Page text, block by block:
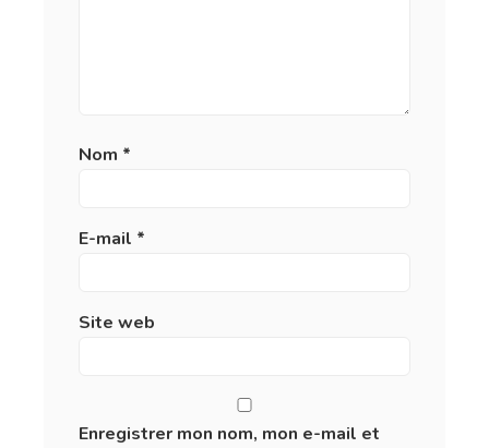
Nom *
E-mail *
Site web
Enregistrer mon nom, mon e-mail et